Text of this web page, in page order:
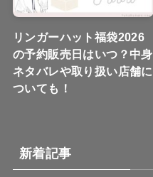
リンガーハット福袋2026
の予約販売日はいつ？中身
ネタバレや取り扱い店舗に
ついても！
新着記事